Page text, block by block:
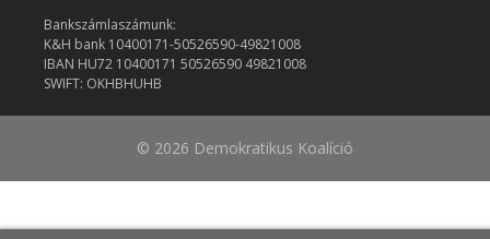
Bankszámlaszámunk:
K&H bank 10400171-50526590-49821008
IBAN HU72 10400171 50526590 49821008
SWIFT: OKHBHUHB
© 2026 Demokratikus Koalíció